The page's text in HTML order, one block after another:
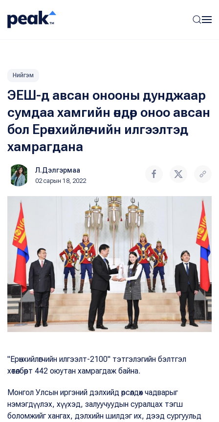
Нийгэм
ЭЕШ-д авсан онооны дунджаар
сумдаа хамгийн өндөр оноо авсан
бол Ерөнхийлөгчийн илгээлтэд
хамрагдана
Л.Дэлгэрмаа
02 сарын 18, 2022
"Ерөнхийлөгчийн илгээлт-2100" тэтгэлэгийн бэлтгэл
хөтөлбөрт 442 оюутан хамрагдаж байна.
Монгол Улсын иргэний дэлхийд өрсөлдөх чадварыг
нэмэгдүүлэх, хүүхэд, залуучуудын суралцах тэгш
боломжийг хангах, дэлхийн шилдэг их, дээд сургуульд